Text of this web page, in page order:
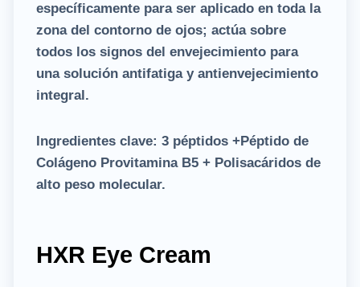
específicamente para ser aplicado en toda la
zona del contorno de ojos; actúa sobre
todos los signos del envejecimiento para
una solución antifatiga y antienvejecimiento
integral.
Ingredientes clave: 3 péptidos +Péptido de
Colágeno Provitamina B5 + Polisacáridos de
alto peso molecular.
HXR Eye Cream